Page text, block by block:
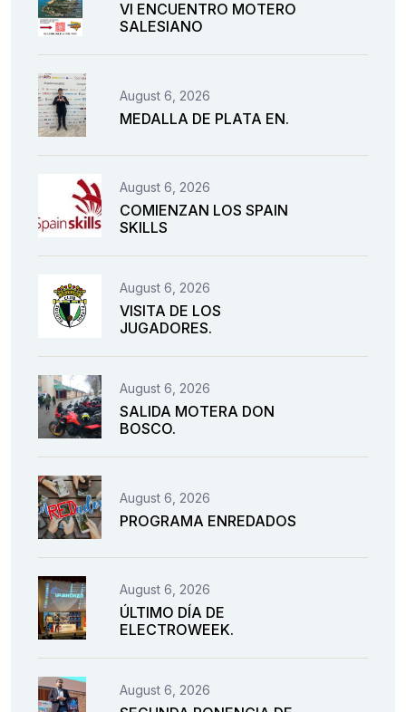
VI ENCUENTRO MOTERO
SALESIANO
August 6, 2026
MEDALLA DE PLATA EN.
August 6, 2026
COMIENZAN LOS SPAIN
SKILLS
August 6, 2026
VISITA DE LOS
JUGADORES.
August 6, 2026
SALIDA MOTERA DON
BOSCO.
August 6, 2026
PROGRAMA ENREDADOS
August 6, 2026
ÚLTIMO DÍA DE
ELECTROWEEK.
August 6, 2026